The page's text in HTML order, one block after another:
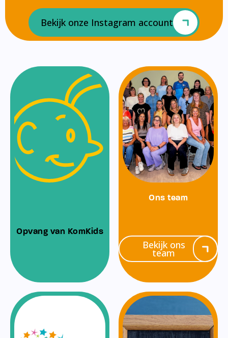
Bekijk onze Instagram account
Opvang van KomKids
Ons team
Bekijk ons
team